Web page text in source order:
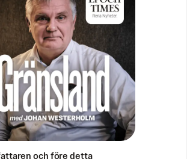
och före detta